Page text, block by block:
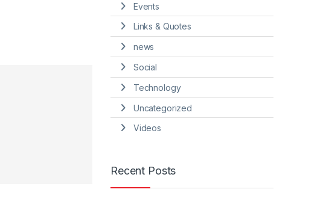
Events
Links & Quotes
news
Social
Technology
Uncategorized
Videos
Recent Posts